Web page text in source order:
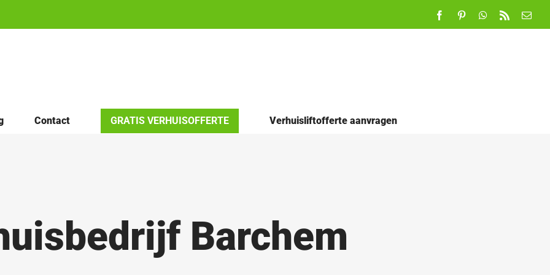
FacebookPinterestWhatsApp
Rss
E-
Contact GRATIS VERHUISOFFERTE Verhuisliftofferte aanvragen
Barchem